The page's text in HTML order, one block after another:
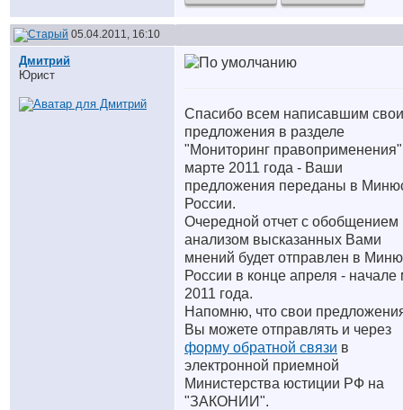
05.04.2011, 16:10
Дмитрий
Юрист
Спасибо всем написавшим свои
предложения в разделе
"Мониторинг
марте 2011 года - Ваши
предложения переданы в
России.
Очередной отчет с обобщением
анализом высказанных Вами
мнений будет отправлен в
России в конце апреля - начале
2011 года.
Напомню, что свои
Вы можете отправлять и через
форму обратной связи в
электронной приемной
Министерства юстиции РФ на
"ЗАКОНИИ".